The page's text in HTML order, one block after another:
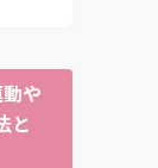
や
と